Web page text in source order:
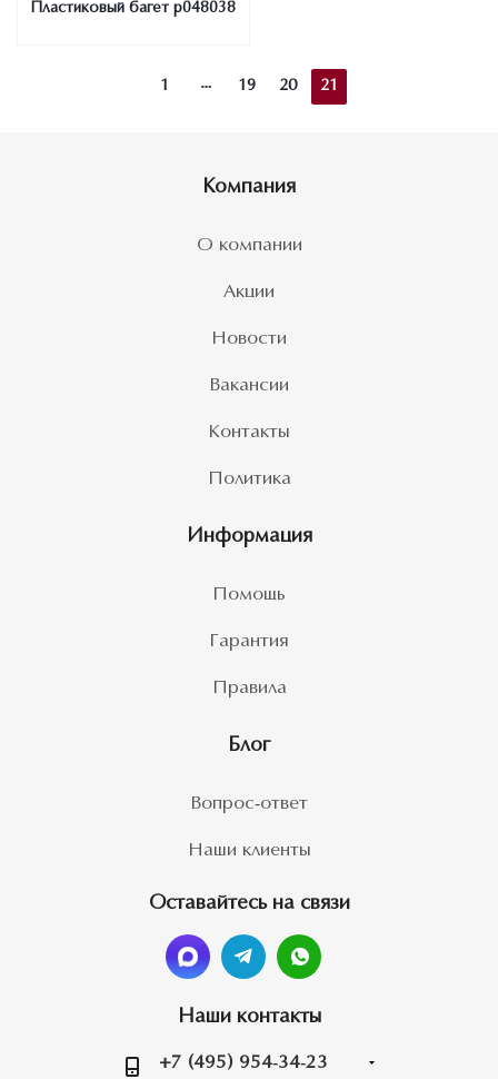
Пластиковый багет p048038
1 19 20 21
Компания
О компании
Акции
Новости
Вакансии
Контакты
Политика
Информация
Помощь
Гарантия
Правила
Блог
Вопрос-ответ
Наши клиенты
Оставайтесь на связи
Наши контакты
+7 (495) 954-34-23